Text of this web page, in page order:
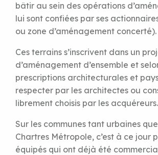
bâtir au sein des opérations
lui sont confiées par ses
ou zone d’aménagement concerté).
Ces terrains s’inscrivent dans un
d’aménagement d’ensemble et
prescriptions architecturales et
respecter par les architectes ou
librement choisis par les acquéreurs.
Sur les communes tant urbaines
Chartres Métropole, c’est à ce jour
équipés qui ont déjà été